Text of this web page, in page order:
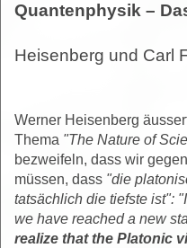
Quantenphysik –
Heisenberg und Carl
Werner Heisenberg
Thema "The Nature of
bezweifeln, dass wir
müssen, dass "die
tatsächlich die tiefste ist":
we have reached a new
realize that the Platonic